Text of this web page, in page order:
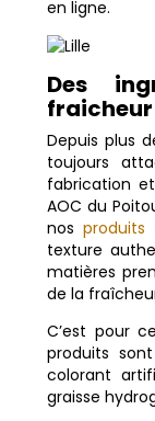
en ligne.
Des
Depuis plus
toujours
fabrication
AOC du
nosproduits
texture
matières
de la
C’est pour
produits
colorant
graisse